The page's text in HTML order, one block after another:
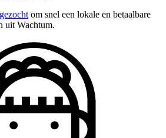
om snel een lokale en betaalbare
uit Wachtum.